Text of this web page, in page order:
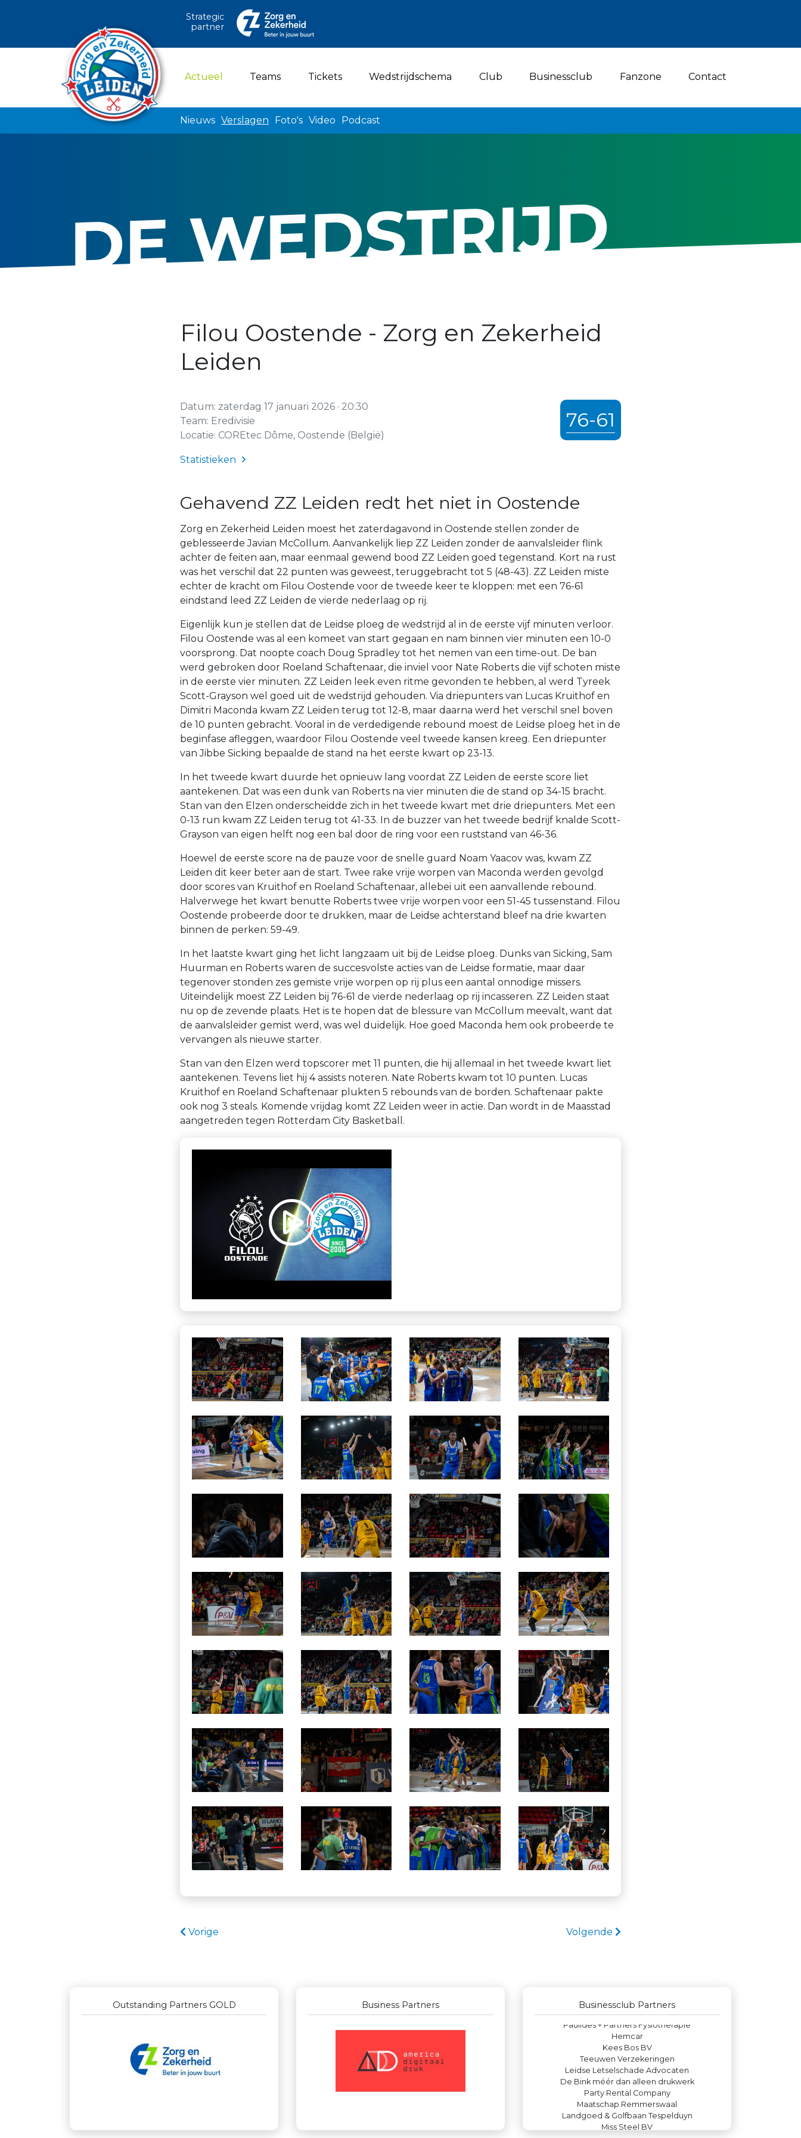
Strategic
partner
Actueel (current)Teams Tickets Wedstrijdschema Club Businessclub Fanzone Contact
Nieuws Verslagen Foto's Video Podcast
DE WEDSTRIJD
Filou Oostende - Zorg en Zekerheid
Leiden
76-61
Datum: zaterdag 17 januari 2026 · 20:30
Team: Eredivisie
Locatie: COREtec Dôme, Oostende (België)
Statistieken
Gehavend ZZ Leiden redt het niet in Oostende
Zorg en Zekerheid Leiden moest het zaterdagavond in Oostende stellen zonder de
geblesseerde Javian McCollum. Aanvankelijk liep ZZ Leiden zonder de aanvalsleider flink
achter de feiten aan, maar eenmaal gewend bood ZZ Leiden goed tegenstand. Kort na rust
was het verschil dat 22 punten was geweest, teruggebracht tot 5 (48-43). ZZ Leiden miste
echter de kracht om Filou Oostende voor de tweede keer te kloppen: met een 76-61
eindstand leed ZZ Leiden de vierde nederlaag op rij.
Eigenlijk kun je stellen dat de Leidse ploeg de wedstrijd al in de eerste vijf minuten verloor.
Filou Oostende was al een komeet van start gegaan en nam binnen vier minuten een 10-0
voorsprong. Dat noopte coach Doug Spradley tot het nemen van een time-out. De ban
werd gebroken door Roeland Schaftenaar, die inviel voor Nate Roberts die vijf schoten miste
in de eerste vier minuten. ZZ Leiden leek even ritme gevonden te hebben, al werd Tyreek
Scott-Grayson wel goed uit de wedstrijd gehouden. Via driepunters van Lucas Kruithof en
Dimitri Maconda kwam ZZ Leiden terug tot 12-8, maar daarna werd het verschil snel boven
de 10 punten gebracht. Vooral in de verdedigende rebound moest de Leidse ploeg het in de
beginfase afleggen, waardoor Filou Oostende veel tweede kansen kreeg. Een driepunter
van Jibbe Sicking bepaalde de stand na het eerste kwart op 23-13.
In het tweede kwart duurde het opnieuw lang voordat ZZ Leiden de eerste score liet
aantekenen. Dat was een dunk van Roberts na vier minuten die de stand op 34-15 bracht.
Stan van den Elzen onderscheidde zich in het tweede kwart met drie driepunters. Met een
0-13 run kwam ZZ Leiden terug tot 41-33. In de buzzer van het tweede bedrijf knalde Scott-
Grayson van eigen helft nog een bal door de ring voor een ruststand van 46-36.
Hoewel de eerste score na de pauze voor de snelle guard Noam Yaacov was, kwam ZZ
Leiden dit keer beter aan de start. Twee rake vrije worpen van Maconda werden gevolgd
door scores van Kruithof en Roeland Schaftenaar, allebei uit een aanvallende rebound.
Halverwege het kwart benutte Roberts twee vrije worpen voor een 51-45 tussenstand. Filou
Oostende probeerde door te drukken, maar de Leidse achterstand bleef na drie kwarten
binnen de perken: 59-49.
In het laatste kwart ging het licht langzaam uit bij de Leidse ploeg. Dunks van Sicking, Sam
Huurman en Roberts waren de succesvolste acties van de Leidse formatie, maar daar
tegenover stonden zes gemiste vrije worpen op rij plus een aantal onnodige missers.
Uiteindelijk moest ZZ Leiden bij 76-61 de vierde nederlaag op rij incasseren. ZZ Leiden staat
nu op de zevende plaats. Het is te hopen dat de blessure van McCollum meevalt, want dat
de aanvalsleider gemist werd, was wel duidelijk. Hoe goed Maconda hem ook probeerde te
vervangen als nieuwe starter.
Stan van den Elzen werd topscorer met 11 punten, die hij allemaal in het tweede kwart liet
aantekenen. Tevens liet hij 4 assists noteren. Nate Roberts kwam tot 10 punten. Lucas
Kruithof en Roeland Schaftenaar plukten 5 rebounds van de borden. Schaftenaar pakte
ook nog 3 steals. Komende vrijdag komt ZZ Leiden weer in actie. Dan wordt in de Maasstad
aangetreden tegen Rotterdam City Basketball.
Vorige Volgende
Outstanding Partners GOLD Business Partners Businessclub Partners
Legit Agency
Hemcar
Leidse Letselschade Advocaten
Maatschap Remmerswaal
Landgoed & Golfbaan Tespelduyn
Miss Steel BV
Theo's Busreizen